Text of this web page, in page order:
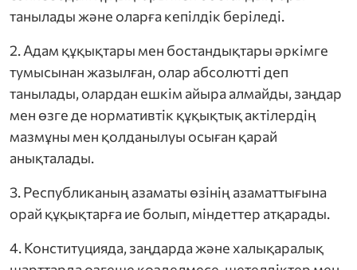
танылады және оларға кепілдік беріледі.
2. Адам құқықтары мен бостандықтары әркімге
тумысынан жазылған, олар абсолютті деп
танылады, олардан ешкім айыра алмайды, заңдар
мен өзге де нормативтік құқықтық актілердің
мазмұны мен қолданылуы осыған қарай
анықталады.
3. Республиканың азаматы өзінің азаматтығына
орай құқықтарға ие болып, міндеттер атқарады.
4. Конституцияда, заңдарда және халықаралық